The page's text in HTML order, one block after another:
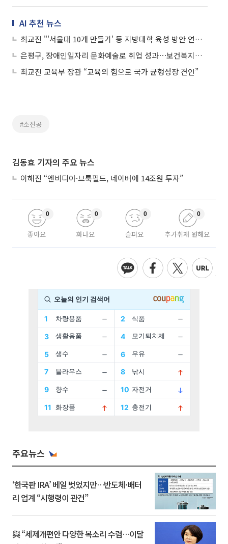
AI 추천 뉴스
최교진 "'서울대 10개 만들기' 등 지방대학 육성 방안 연내 발표"
은평구, 장애인일자리 문화예술로 취업 성과⋯보건복지부장관상 최우수상 수상
최교진 교육부 장관 “교육의 힘으로 국가 균형성장 견인”
#소진공
김동효 기자의 주요 뉴스
이해진 “엔비디아·브룩필드, 네이버에 14조원 투자”
좋아요
0
화나요
0
슬퍼요
0
추가취재 원해요
0
주요뉴스
‘한국판 IRA’ 베일 벗었지만…반도체·배터
리 업계 “시행령이 관건”
與 “세제개편안 다양한 목소리 수렴…이달